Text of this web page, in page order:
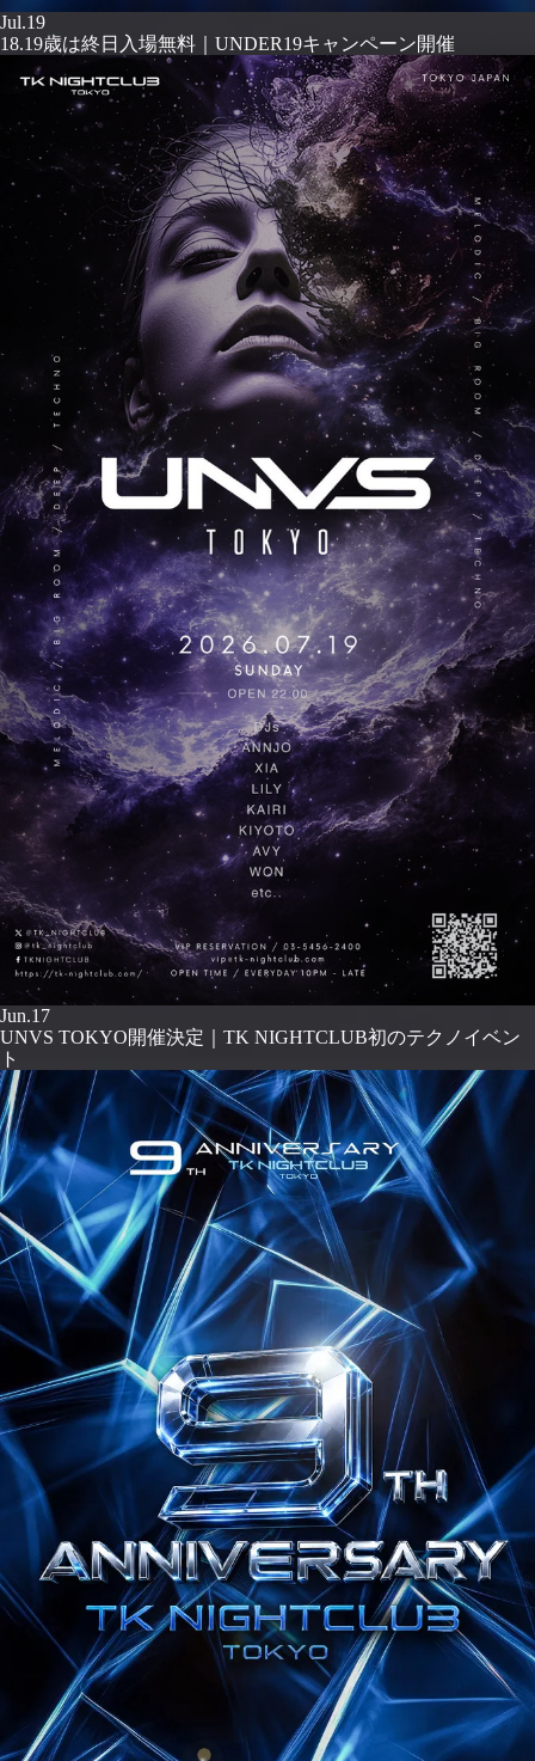
Jul.19
18.19歳は終日入場無料｜UNDER19キャンペーン開催
Jun.17
UNVS TOKYO開催決定｜TK NIGHTCLUB初のテクノイベン
ト